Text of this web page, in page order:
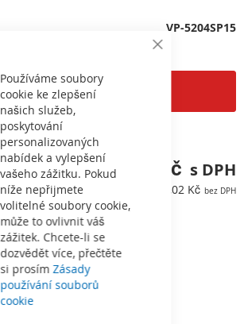
Close
Používáme soubory
cookie ke zlepšení
našich služeb,
poskytování
personalizovaných
nabídek a vylepšení
vašeho zážitku. Pokud
níže nepřijmete
volitelné soubory cookie,
může to ovlivnit váš
zážitek. Chcete-li se
dozvědět více, přečtěte
si prosímZásady
používání souborů
cookie
Přidat do košíku
7 160,80 Kč
5 918,02 Kč
VP-5204SP15